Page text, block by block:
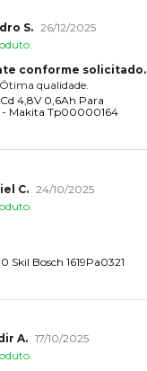
S. 26/12/2025
conforme solicitado.
qualidade.
4,8V 0,6Ah Para
- Makita Tp00000164
C. 24/10/2025
Skil Bosch 1619Pa0321
A. 17/10/2025